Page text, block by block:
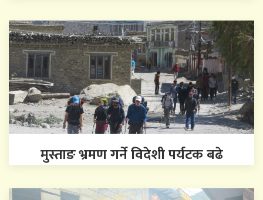
मुस्ताङ भ्रमण गर्ने विदेशी पर्यटक बढे